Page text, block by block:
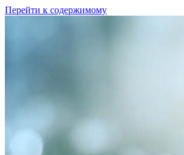
Перейти к содержимому